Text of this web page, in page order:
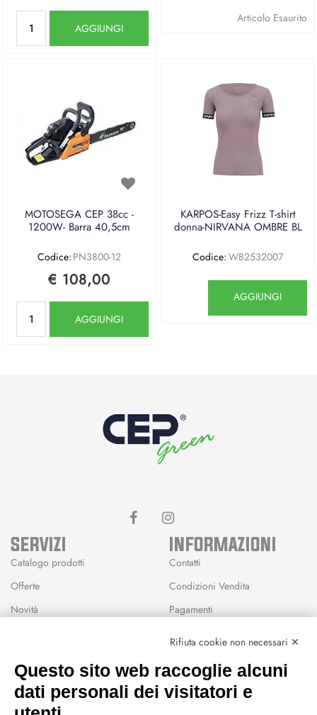
AGGIUNGI
Articolo Esaurito
MOTOSEGA CEP 38cc -
1200W- Barra 40,5cm
Codice: PN3800-12
€ 108,00
AGGIUNGI
KARPOS-Easy Frizz T-shirt
donna-NIRVANA OMBRE BL
Codice: WB2532007
AGGIUNGI
SERVIZI
Catalogo prodotti
Offerte
Novità
Wishlist
INFORMAZIONI
Contatti
Condizioni Vendita
Pagamenti
CEP GREEN
Rifiuta cookie non necessari ✕
Questo sito web raccoglie alcuni
dati personali dei visitatori e